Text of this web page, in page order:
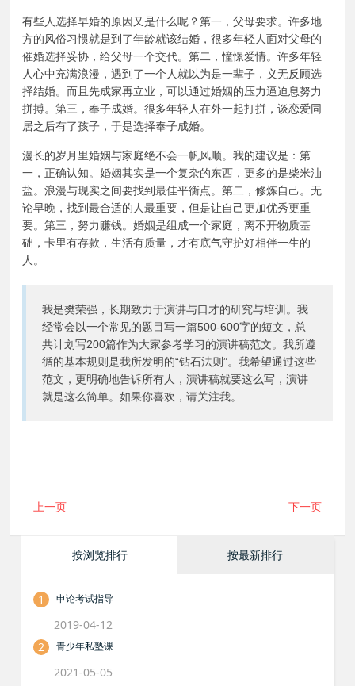
有些人选择早婚的原因又是什么呢？第一，父母要求。许多地
方的风俗习惯就是到了年龄就该结婚，很多年轻人面对父母的
催婚选择妥协，给父母一个交代。第二，憧憬爱情。许多年轻
人心中充满浪漫，遇到了一个人就以为是一辈子，义无反顾选
择结婚。而且先成家再立业，可以通过婚姻的压力逼迫息努力
拼搏。第三，奉子成婚。很多年轻人在外一起打拼，谈恋爱同
居之后有了孩子，于是选择奉子成婚。
漫长的岁月里婚姻与家庭绝不会一帆风顺。我的建议是：第
一，正确认知。婚姻其实是一个复杂的东西，更多的是柴米油
盐。浪漫与现实之间要找到最佳平衡点。第二，修炼自己。无
论早晚，找到最合适的人最重要，但是让自己更加优秀更重
要。第三，努力赚钱。婚姻是组成一个家庭，离不开物质基
础，卡里有存款，生活有质量，才有底气守护好相伴一生的
人。
我是樊荣强，长期致力于演讲与口才的研究与培训。我
经常会以一个常见的题目写一篇500-600字的短文，总
共计划写200篇作为大家参考学习的演讲稿范文。我所遵
循的基本规则是我所发明的“钻石法则”。我希望通过这些
范文，更明确地告诉所有人，演讲稿就要这么写，演讲
就是这么简单。如果你喜欢，请关注我。
上一页 下一页
按浏览排行 按最新排行
1 申论考试指导
2019-04-12
2
青少年私塾课
2021-05-05